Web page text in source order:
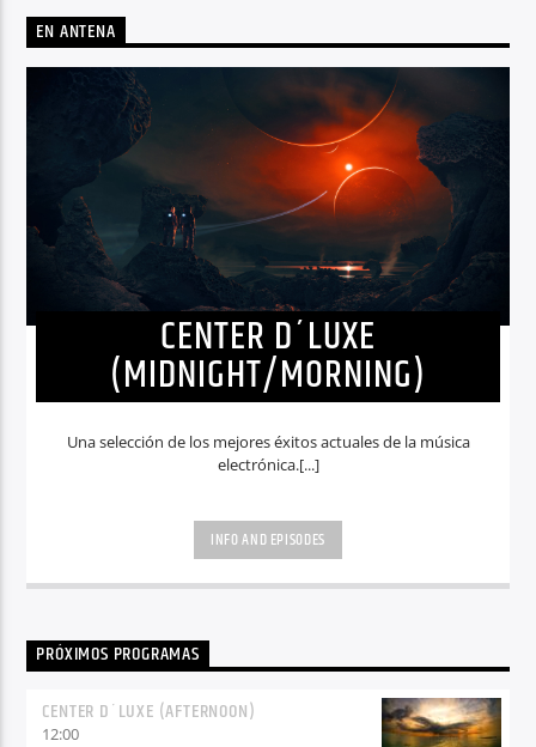
EN ANTENA
CENTER D´LUXE
(MIDNIGHT/MORNING)
Una selección de los mejores éxitos actuales de la música
electrónica.[...]
INFO AND EPISODES
PRÓXIMOS PROGRAMAS
CENTER D´LUXE (AFTERNOON)
12:00